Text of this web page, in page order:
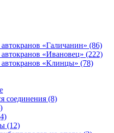
автокранов «Галичанин» (86)
автокранов «Ивановец» (222)
автокранов «Клинцы» (78)
соединения (8)
(12)